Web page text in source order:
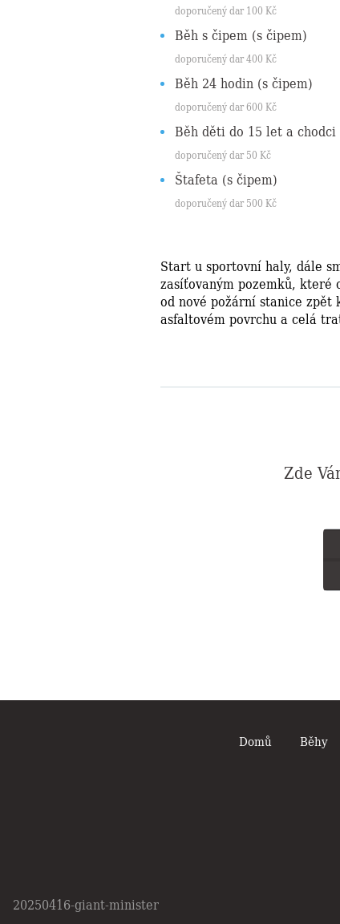
doporučený dar 100 Kč
Běh s čipem (s čipem)
doporučený dar400 Kč
Běh 24 hodin (s čipem)
doporučený dar600 Kč
Běh děti do 15 let a chodci
doporučený dar 50 Kč
Štafeta (s čipem)
doporučený dar 500 Kč
Start u sportovní haly, dále
zasíťovaným pozemků, které
od nové požární stanice
asfaltovém povrchu a celá
Zde
Domů Běhy
20250416-giant-minister